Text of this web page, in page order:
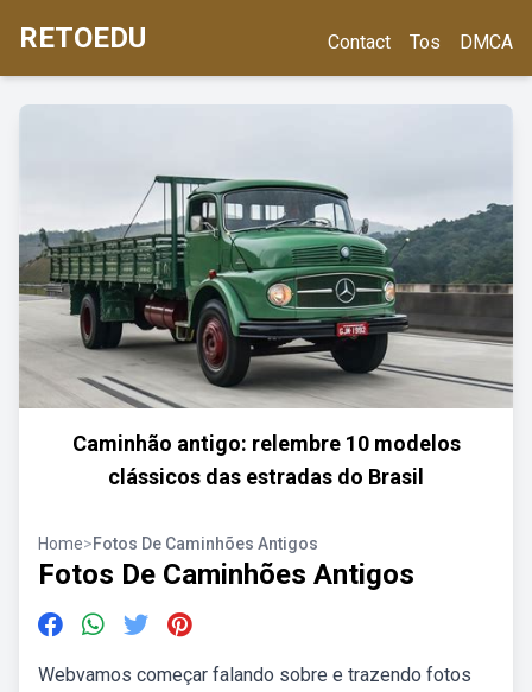
RETOEDU Contact Tos DMCA
Caminhão antigo: relembre 10 modelos
clássicos das estradas do Brasil
Home>Fotos De Caminhões Antigos
Fotos De Caminhões Antigos
Webvamos começar falando sobre e trazendo fotos